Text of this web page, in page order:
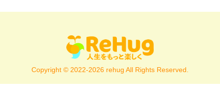
Copyright © 2022-2026 rehug All Rights Reserved.